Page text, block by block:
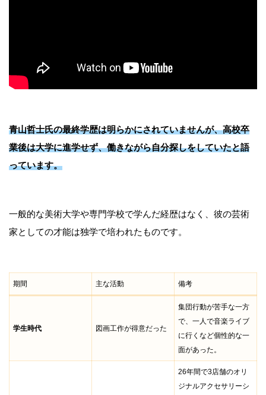
青山哲士氏の最終学歴は明らかにされていませんが、高校卒
業後は大学に進学せず、働きながら自分探しをしていたと語
っています。
一般的な美術大学や専門学校で学んだ経歴はなく、彼の芸術
家としての才能は独学で培われたものです。
期間 主な活動 備考
学生時代 図画工作が得意だった
集団行動が苦手な一方
で、一人で音楽ライブ
に行くなど個性的な一
面があった。
26年間で3店舗のオリ
ジナルアクセサリーシ